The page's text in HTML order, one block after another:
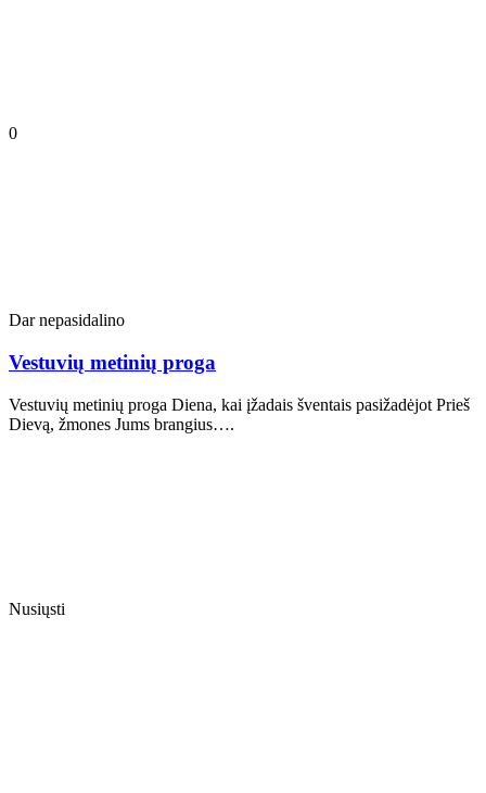
0
Dar nepasidalino
Vestuvių metinių proga
Vestuvių metinių proga Diena, kai įžadais šventais pasižadėjot Prieš
Dievą, žmones Jums brangius….
Nusiųsti